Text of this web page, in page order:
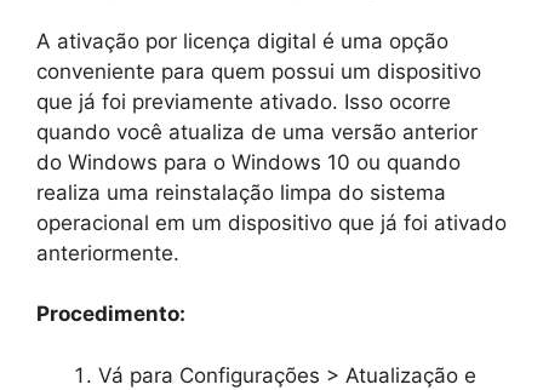
A ativação por licença digital é uma opção
conveniente para quem possui um dispositivo
que já foi previamente ativado. Isso ocorre
quando você atualiza de uma versão anterior
do Windows para o Windows 10 ou quando
realiza uma reinstalação limpa do sistema
operacional em um dispositivo que já foi ativado
anteriormente.
Procedimento:
Vá para Configurações > Atualização e